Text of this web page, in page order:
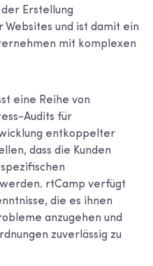
Erstellung
und ist damit ein
mit komplexen
eine Reihe von
Audits für
entkoppelter
dass die Kunden
rtCamp verfügt
die es ihnen
anzugehen und
zuverlässig zu